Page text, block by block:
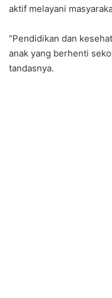
aktif melayani
“Pendidikan dan
anak yang berhenti
tandasnya.